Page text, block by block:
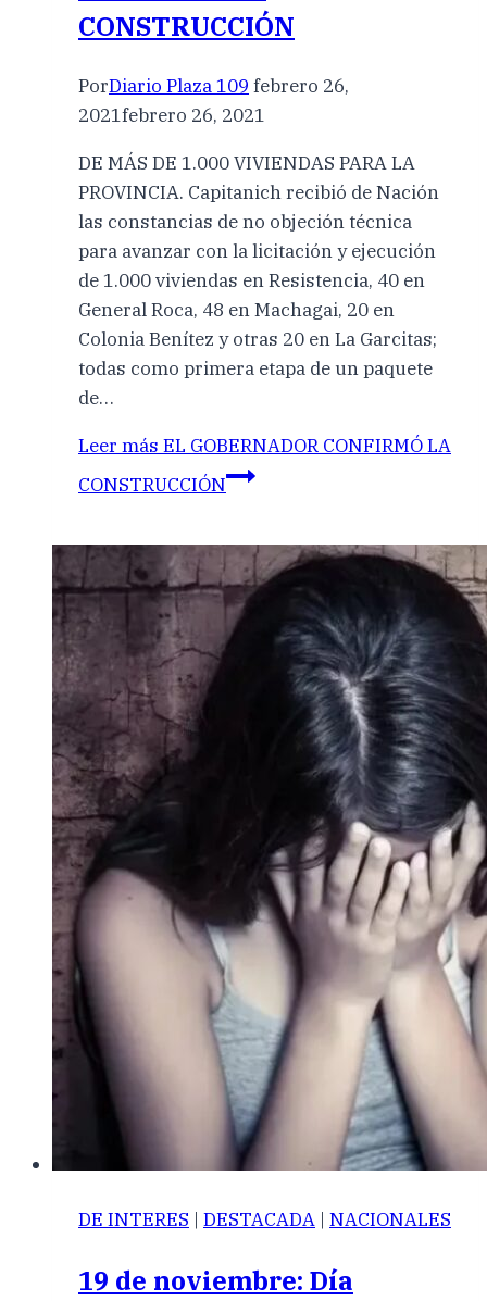
CONSTRUCCIÓN
PorDiario Plaza 109 febrero 26,
2021febrero 26, 2021
DE MÁS DE 1.000 VIVIENDAS PARA LA
PROVINCIA. Capitanich recibió de Nación
las constancias de no objeción técnica
para avanzar con la licitación y ejecución
de 1.000 viviendas en Resistencia, 40 en
General Roca, 48 en Machagai, 20 en
Colonia Benítez y otras 20 en La Garcitas;
todas como primera etapa de un paquete
de…
Leer más EL GOBERNADOR CONFIRMÓ LA
CONSTRUCCIÓN
DE INTERES | DESTACADA | NACIONALES
19 de noviembre: Día